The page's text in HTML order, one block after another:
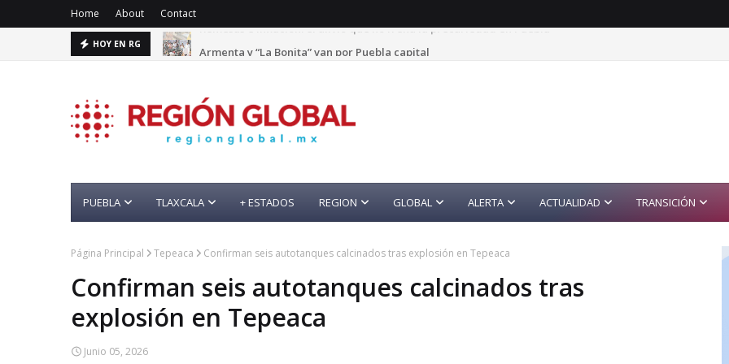
Home About Contact
HOY EN RG
PUEBLA TLAXCALA + ESTADOS REGION GLOBAL ALERTA ACTUALIDAD TRANSICIÓN
Página Principal Tepeaca Confirman seis autotanques calcinados tras explosión en Tepeaca
Confirman seis autotanques calcinados tras
explosión en Tepeaca
Junio 05, 2026